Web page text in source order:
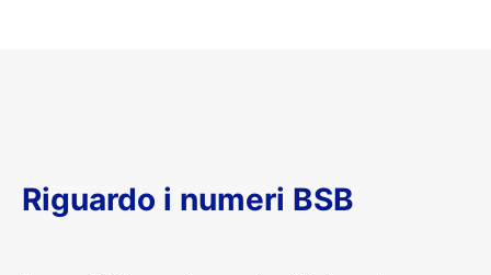
Riguardo i numeri BSB